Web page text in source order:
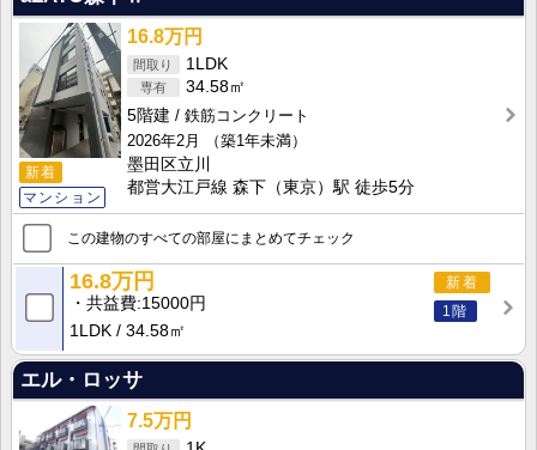
新着
マンション
16.8万円
1LDK
34.58㎡
5階建
鉄筋コンクリート
2026年2月
（築1年未満）
墨田区立川
都営大江戸線 森下（東京）駅 徒歩5分
この建物のすべての部屋にまとめてチェック
新着
1階
16.8万円
共益費 15000円
1LDK
34.58㎡
エル・ロッサ
7.5万円